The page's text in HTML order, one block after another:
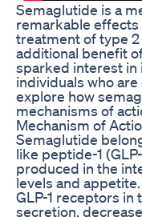
Semaglutide is a
remarkable
treatment of type
additional benefit
sparked interest in
individuals who
explore how
mechanisms of
Mechanism of
Semaglutide
like peptide-1
produced in the
levels and
GLP-1 receptors in
secretion,